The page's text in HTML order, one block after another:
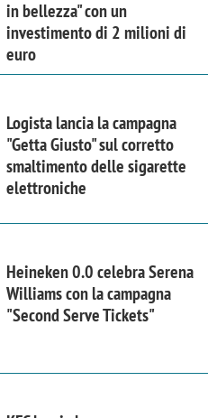
in bellezza" con un
investimento di 2 milioni di
euro
Logista lancia la campagna
"Getta Giusto" sul corretto
smaltimento delle sigarette
elettroniche
Heineken 0.0 celebra Serena
Williams con la campagna
"Second Serve Tickets"